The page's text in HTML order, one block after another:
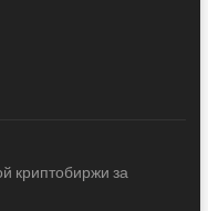
криптобиржи за